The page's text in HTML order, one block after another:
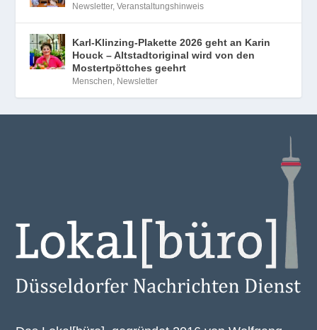
Newsletter,Veranstaltungshinweis
Karl-Klinzing-Plakette 2026 geht an Karin
Houck – Altstadtoriginal wird von den
Mostertpöttches geehrt
Menschen, Newsletter